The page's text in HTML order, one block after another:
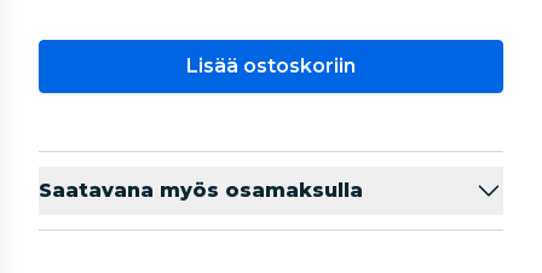
Lisää ostoskoriin
Saatavana myös osamaksulla